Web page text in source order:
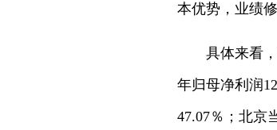
本优势，业绩
具体来看
年归母净利润
47.07％；北京